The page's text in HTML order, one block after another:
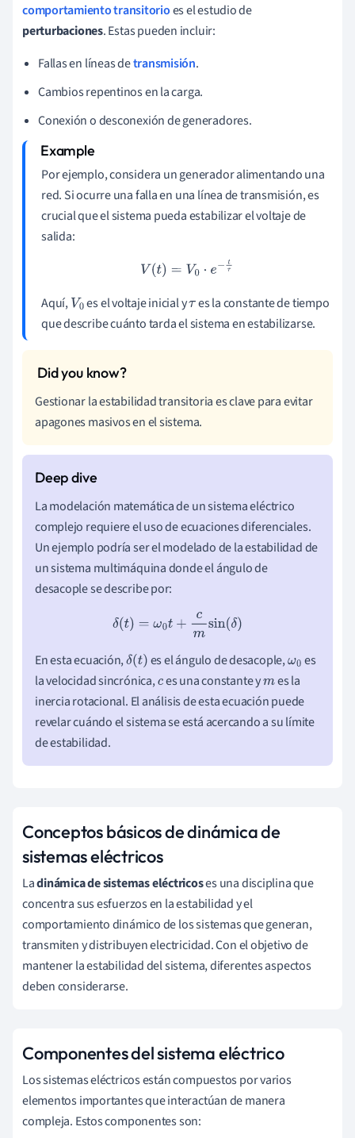
comportamiento transitorioes el estudio de
perturbaciones. Estas pueden incluir:
Fallas en líneas detransmisión.
Cambios repentinos en la carga.
Conexión o desconexión de generadores.
Por ejemplo, considera un generador alimentando una
red. Si ocurre una falla en una línea de transmisión, es
crucial que el sistema pueda estabilizar el voltaje de
salida:
V(t )=V 0⋅e − tτ
Aquí, V0 es el voltaje inicial yτ es la constante de tiempo
que describe cuánto tarda el sistema en estabilizarse.
Gestionar la estabilidad transitoria es clave para evitar
apagones masivos en el sistema.
La modelación matemática de un sistema eléctrico
complejo requiere el uso de ecuaciones diferenciales.
Un ejemplo podría ser el modelado de la estabilidad de
un sistema multimáquina donde el ángulo de
desacople se describe por:
δ (t)=ω0t +cmsin(δ)
En esta ecuación,δ(t) es el ángulo de desacople,ω0es
la velocidad sincrónica,ces una constante ym es la
inercia rotacional. El análisis de esta ecuación puede
revelar cuándo el sistema se está acercando a su límite
de estabilidad.
Conceptos básicos de dinámica de
sistemas eléctricos
Ladinámica de sistemas eléctricoses una disciplina que
concentra sus esfuerzos en la estabilidad y el
comportamiento dinámico de los sistemas que generan,
transmiten y distribuyen electricidad. Con el objetivo de
mantener la estabilidad del sistema, diferentes aspectos
deben considerarse.
Componentes del sistema eléctrico
Los sistemas eléctricos están compuestos por varios
elementos importantes que interactúan de manera
compleja. Estos componentes son: